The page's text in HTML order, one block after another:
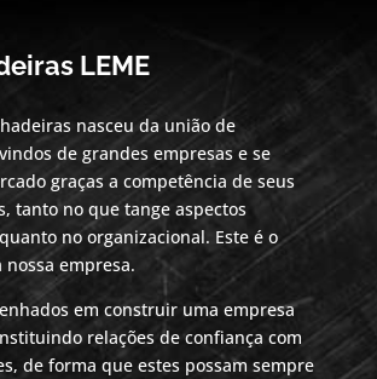
LEME
nasceu da união de
de grandes empresas e se
graças a competência de seus
tanto no que tange aspectos
no organizacional. Este é o
empresa.
em construir uma empresa
relações de confiança com
de forma que estes possam sempre